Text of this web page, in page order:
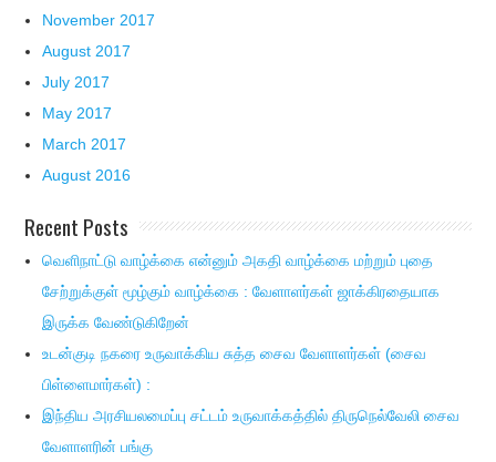
November 2017
August 2017
July 2017
May 2017
March 2017
August 2016
Recent Posts
வெளிநாட்டு வாழ்க்கை என்னும் அகதி வாழ்க்கை மற்றும் புதை
சேற்றுக்குள் மூழ்கும் வாழ்க்கை : வேளாளர்கள் ஜாக்கிரதையாக
இருக்க வேண்டுகிறேன்
உடன்குடி நகரை உருவாக்கிய சுத்த சைவ வேளாளர்கள் (சைவ
பிள்ளைமார்கள்) :
இந்திய அரசியலமைப்பு சட்டம் உருவாக்கத்தில் திருநெல்வேலி சைவ
வேளாளரின் பங்கு